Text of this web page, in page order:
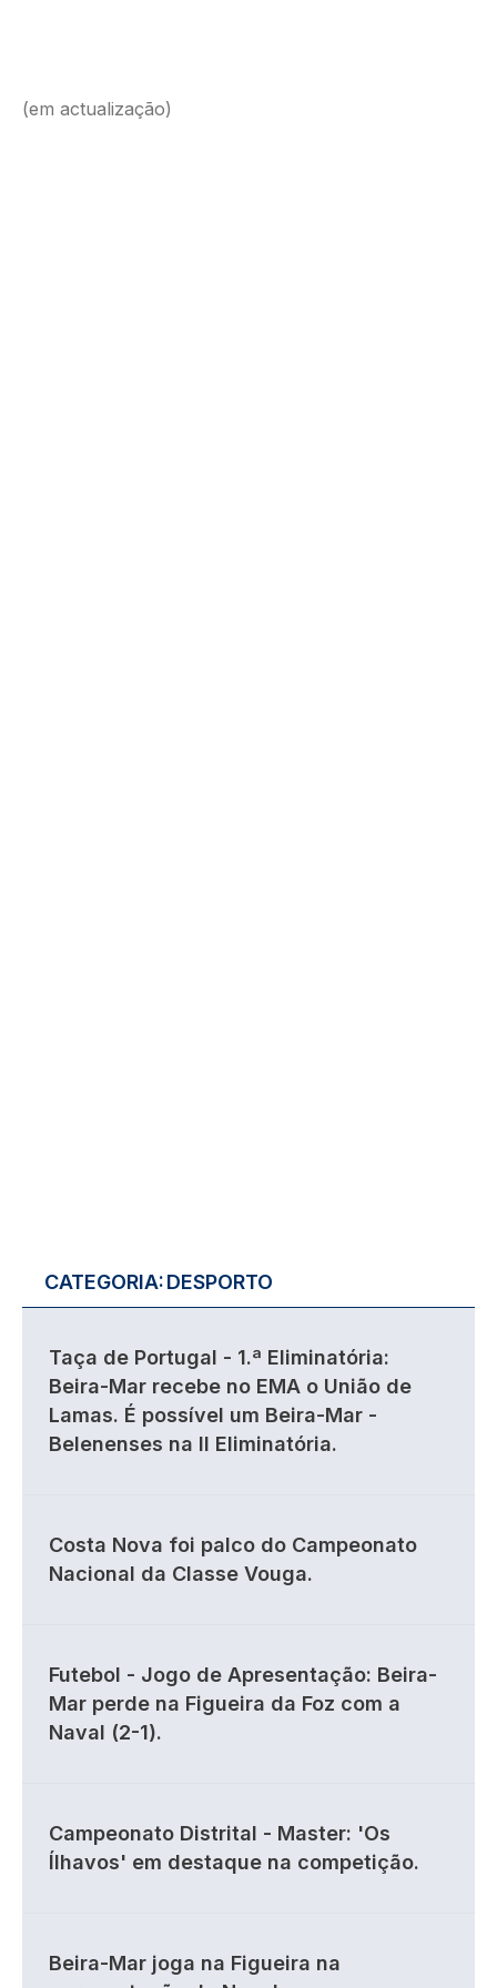
(em actualização)
CATEGORIA:DESPORTO
Taça de Portugal - 1.ª Eliminatória:
Beira-Mar recebe no EMA o União de
Lamas. É possível um Beira-Mar -
Belenenses na II Eliminatória.
Costa Nova foi palco do Campeonato
Nacional da Classe Vouga.
Futebol - Jogo de Apresentação: Beira-
Mar perde na Figueira da Foz com a
Naval (2-1).
Campeonato Distrital - Master: 'Os
Ílhavos' em destaque na competição.
Beira-Mar joga na Figueira na